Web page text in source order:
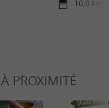
10,0 km -
À PROXIMITÉ